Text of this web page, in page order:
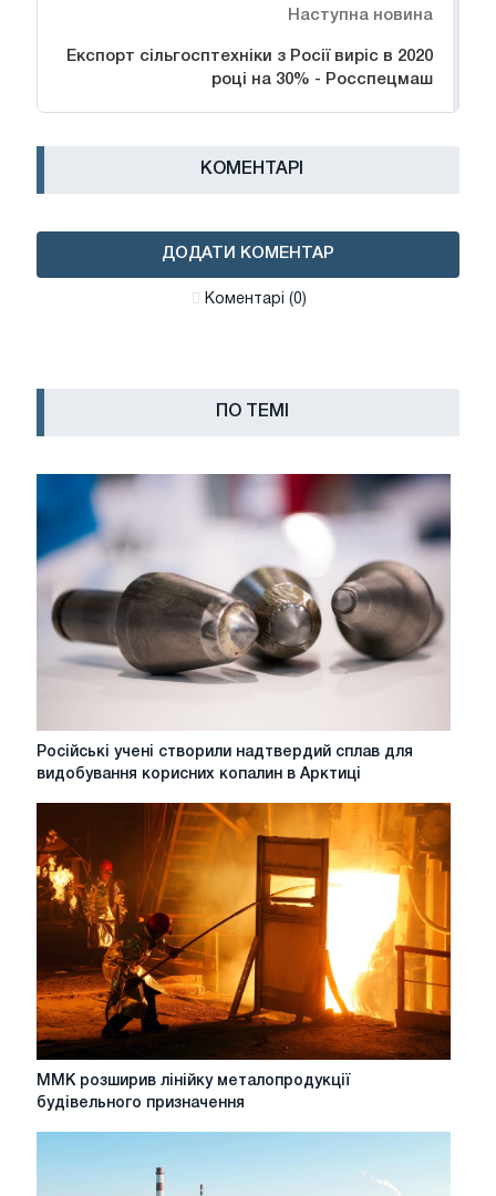
Наступна новина
Експорт сільгосптехніки з Росії виріс в 2020
році на 30% - Росспецмаш
КОМЕНТАРІ
ДОДАТИ КОМЕНТАР
Коментарі (0)
ПО ТЕМІ
Російські
сплав
для
видобування
корисних
копалин
Арктиці
Російські учені створили надтвердий сплав для
видобування корисних копалин в Арктиці
ММК
розширив
ММК розширив лінійку металопродукції
будівельного призначення